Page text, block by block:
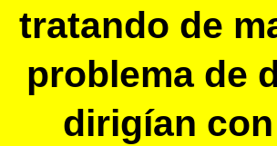
tratando de
problema de
dirigían